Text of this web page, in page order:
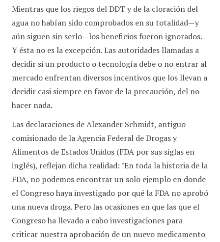
Mientras que los riegos del DDT y de la cloración del
agua no habían sido comprobados en su totalidad—y
aún siguen sin serlo—los beneficios fueron ignorados.
Y ésta no es la excepción. Las autoridades llamadas a
decidir si un producto o tecnología debe o no entrar al
mercado enfrentan diversos incentivos que los llevan a
decidir casi siempre en favor de la precaución, del no
hacer nada.
Las declaraciones de Alexander Schmidt, antiguo
comisionado de la Agencia Federal de Drogas y
Alimentos de Estados Unidos (FDA por sus siglas en
inglés), reflejan dicha realidad: "En toda la historia de la
FDA, no podemos encontrar un solo ejemplo en donde
el Congreso haya investigado por qué la FDA no aprobó
una nueva droga. Pero las ocasiones en que las que el
Congreso ha llevado a cabo investigaciones para
criticar nuestra aprobación de un nuevo medicamento